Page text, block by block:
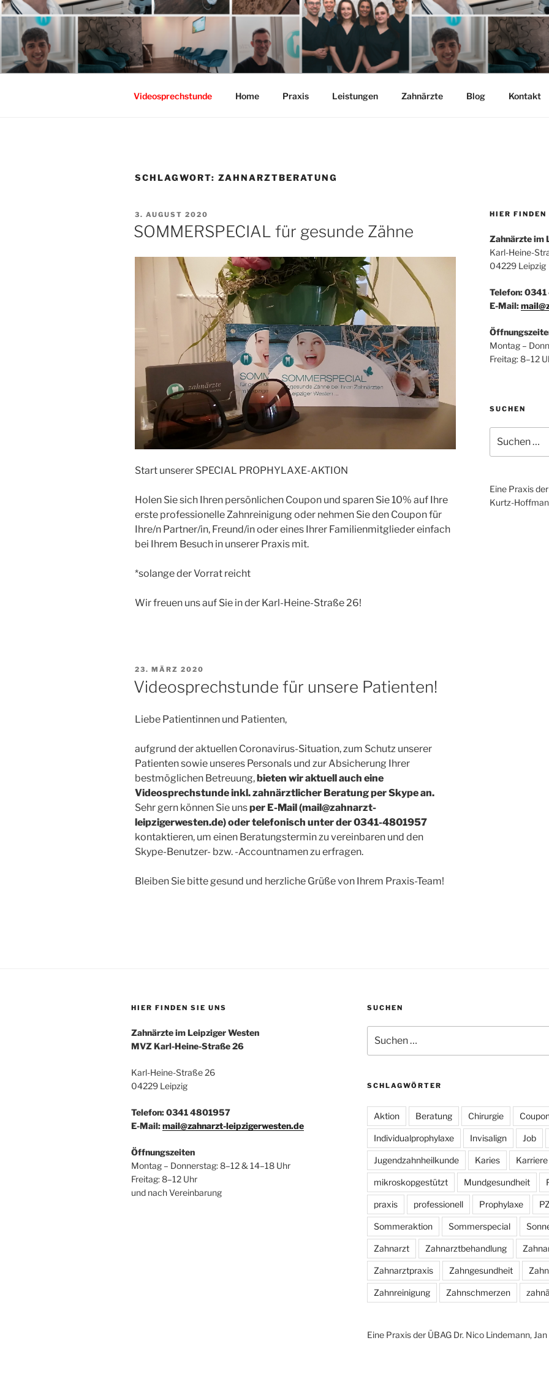
Zum
Inhalt
springen
Videosprechstunde Home Praxis Leistungen Zahnärzte Blog Kontakt
SCHLAGWORT: ZAHNARZTBERATUNG
VERÖFFENTLICHT
AM
3. AUGUST 2020
SOMMERSPECIAL für gesunde Zähne
Start unserer SPECIAL PROPHYLAXE-AKTION
Holen Sie sich Ihren persönlichen Coupon und sparen Sie 10% auf Ihre
erste professionelle Zahnreinigung oder nehmen Sie den Coupon für
Ihre/n Partner/in, Freund/in oder eines Ihrer Familienmitglieder einfach
bei Ihrem Besuch in unserer Praxis mit.
*solange der Vorrat reicht
Wir freuen uns auf Sie in der Karl-Heine-Straße 26!
VERÖFFENTLICHT
AM
23. MÄRZ 2020
Videosprechstunde für unsere Patienten!
Liebe Patientinnen und Patienten,
aufgrund der aktuellen Coronavirus-Situation, zum Schutz unserer
Patienten sowie unseres Personals und zur Absicherung Ihrer
bestmöglichen Betreuung,bieten wir aktuell auch eine
Videosprechstunde inkl. zahnärztlicher Beratung per Skype an.
Sehr gern können Sie unsper E-Mail (mail@zahnarzt-
leipzigerwesten.de) oder telefonisch unter der0341-4801957
kontaktieren, um einen Beratungstermin zu vereinbaren und den
Skype-Benutzer- bzw. -Accountnamen zu erfragen.
Bleiben Sie bitte gesund und herzliche Grüße von Ihrem Praxis-Team!
HIER FINDEN
Zahnärzte im
Karl-Heine-
04229 Leipzig
Telefon:
E-Mail:
Montag –
Freitag: 8–12
SUCHEN
nach:
Eine Praxis
Kurtz-
HIER FINDEN SIE UNS
Zahnärzte im Leipziger Westen
MVZ Karl-Heine-Straße 26
Karl-Heine-Straße 26
04229 Leipzig
Telefon: 0341 4801957
E-Mail:mail@zahnarzt-leipzigerwesten.de
Öffnungszeiten
Montag – Donnerstag: 8–12 & 14–18 Uhr
Freitag: 8–12 Uhr
und nach Vereinbarung
SUCHEN
nach:
SCHLAGWÖRTER
Aktion Beratung Chirurgie
Individualprophylaxe Invisalign Job
Jugendzahnheilkunde Karies Karriere
mikroskopgestützt Mundgesundheit
praxis professionell Prophylaxe
Sommeraktion Sommerspecial
Zahnarzt Zahnarztbehandlung
Zahnarztpraxis Zahngesundheit
Zahnreinigung Zahnschmerzen
Eine Praxis der ÜBAG Dr. Nico Lindemann,